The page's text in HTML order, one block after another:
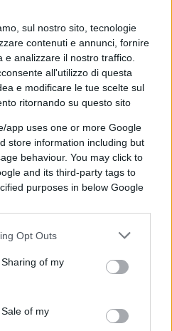
sul nostro sito, tecnologie
contenuti e annunci, fornire
analizzare il nostro traffico.
all'utilizzo di questa
e modificare le tue scelte sul
ritornando su questo sito
app uses one or more Google
store information including but
behaviour. You may click to
and its third-party tags to
purposes in below Google
Opt Outs
of my
of my
della rivoluzione verde
l’uomo abbia un bel
il tiro: si cementano le
“Il cambiamento”, la
Bisogna pensare a
si prendono decisioni,
cose non è per l’élite,
tutti”. Come no. Anche